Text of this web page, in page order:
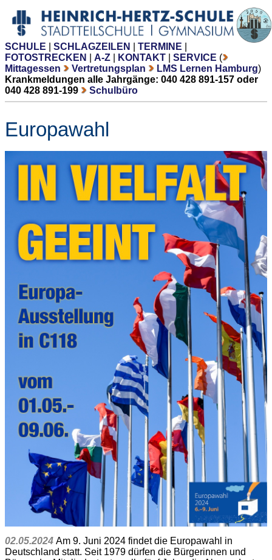
SCHULE SCHLAGZEILEN TERMINE
FOTOSTRECKEN
A-Z KONTAKT SERVICE (
Mittagessen
Vertretungsplan LMS Lernen Hamburg)
Krankmeldungen alle Jahrgänge: 040 428 891-157 oder
040 428 891-199
Schulbüro
Europawahl
02.05.2024 Am 9. Juni 2024 findet die Europawahl in
Deutschland statt. Seit 1979 dürfen die Bürgerinnen und